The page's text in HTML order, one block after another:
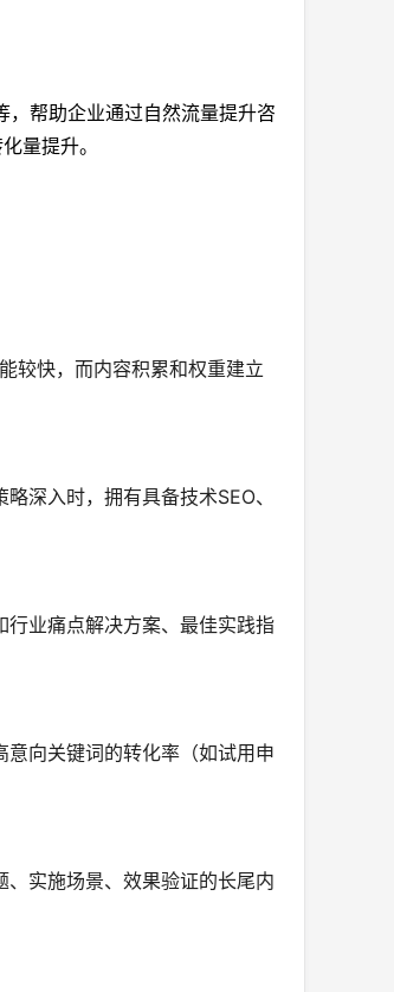
，帮助企业通过自然流量提升咨
量提升。
较快，而内容积累和权重建立
深入时，拥有具备技术SEO、
业痛点解决方案、最佳实践指
向关键词的转化率（如试用申
实施场景、效果验证的长尾内